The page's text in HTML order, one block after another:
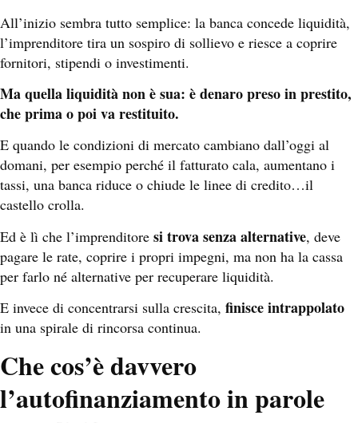
All’inizio sembra tutto semplice: la banca concede liquidità,
l’imprenditore tira un sospiro di sollievo e riesce a coprire
fornitori, stipendi o investimenti.
Ma quella liquidità non è sua: è denaro preso in prestito,
che prima o poi va restituito.
E quando le condizioni di mercato cambiano dall’oggi al
domani, per esempio perché il fatturato cala, aumentano i
tassi, una banca riduce o chiude le linee di credito…il
castello crolla.
Ed è lì che l’imprenditore si trova senza alternative, deve
pagare le rate, coprire i propri impegni, ma non ha la cassa
per farlo né alternative per recuperare liquidità.
E invece di concentrarsi sulla crescita, finisce intrappolato
in una spirale di rincorsa continua.
Che cos’è davvero
l’autofinanziamento in parole